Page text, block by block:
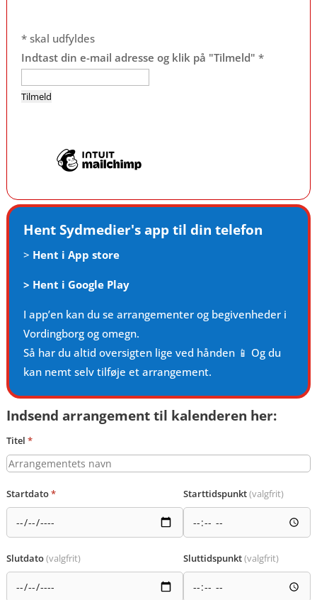
*skal udfyldes
Indtast din e-mail adresse og klik på "Tilmeld" *
Hent Sydmedier's app til din telefon
> Hent i App store
> Hent i Google Play
I app’en kan du se arrangementer og begivenheder i
Vordingborg og omegn.
Så har du altid oversigten lige ved hånden 📱 Og du
kan nemt selv tilføje et arrangement.
Indsend arrangement til kalenderen her:
Titel *
Startdato* Starttidspunkt(valgfrit)
Slutdato(valgfrit) Sluttidspunkt(valgfrit)